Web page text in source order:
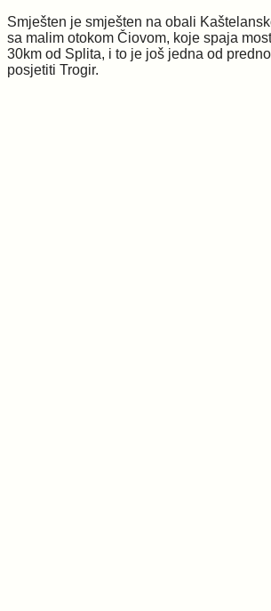
Smješten je smješten na obali
sa malim otokom Čiovom, koje spaja
30km od Splita, i to je još jedna od
posjetiti Trogir.